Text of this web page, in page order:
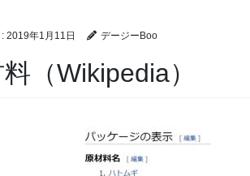
2019年1月11日 デージーBoo
（Wikipedia）